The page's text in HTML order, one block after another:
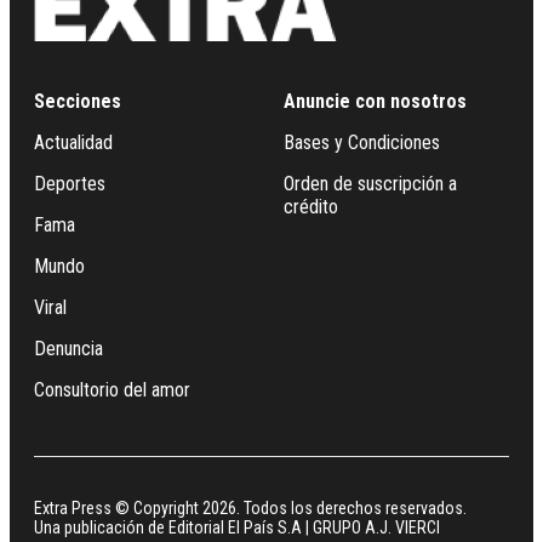
Secciones
Actualidad
Deportes
Fama
Mundo
Viral
Denuncia
Consultorio del amor
Anuncie con nosotros
Bases y Condiciones
Orden de suscripción a
crédito
Extra Press © Copyright 2026. Todos los derechos reservados.
Una publicación de Editorial El País S.A | GRUPO A.J. VIERCI